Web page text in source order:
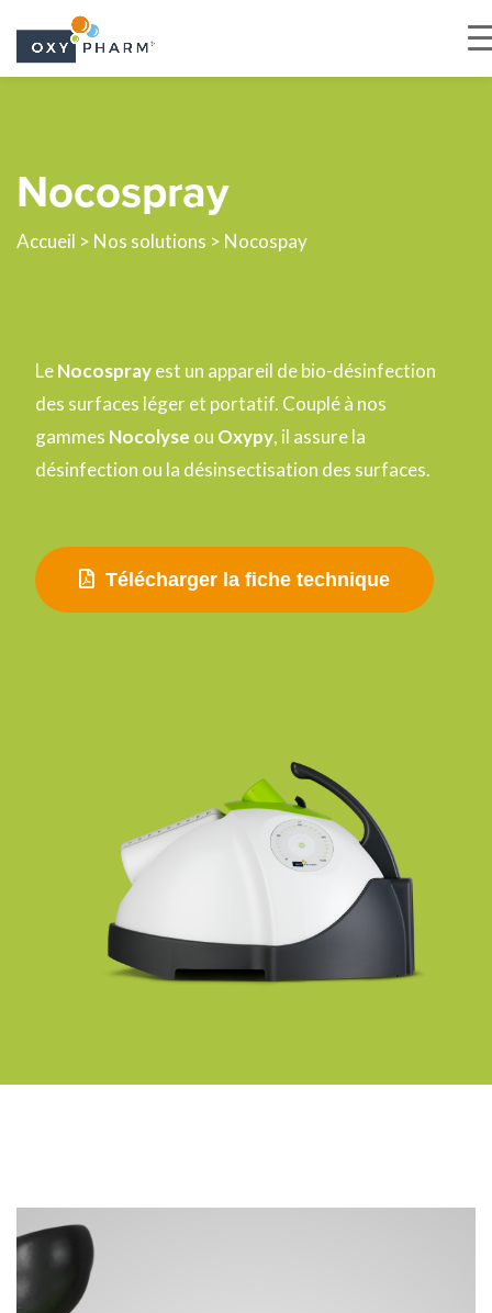
content
Nocospray
Accueil > Nos solutions > Nocospay
LeNocosprayest un appareil de bio-désinfection
des surfaces léger et portatif. Couplé à nos
gammes Nocolyse ou Oxypy, il assure la
désinfection ou la désinsectisation des surfaces.
Télécharger la fiche technique